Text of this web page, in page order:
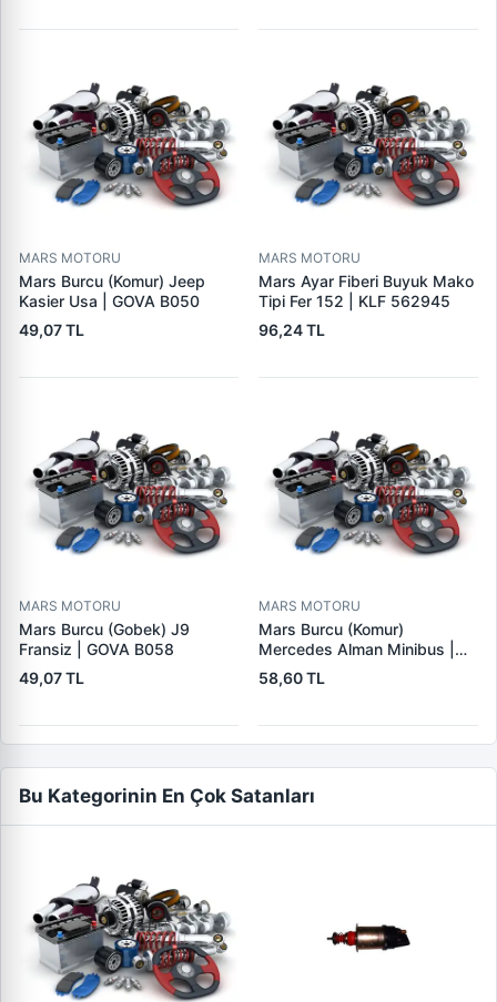
MARS MOTORU
Mars Burcu (Komur) Jeep
Kasier Usa | GOVA B050
49,07 TL
MARS MOTORU
Mars Ayar Fiberi Buyuk Mako
Tipi Fer 152 | KLF 562945
96,24 TL
MARS MOTORU
Mars Burcu (Gobek) J9
Fransiz | GOVA B058
49,07 TL
MARS MOTORU
Mars Burcu (Komur)
Mercedes Alman Minibus |
GOVA B035
58,60 TL
Bu Kategorinin En Çok Satanları